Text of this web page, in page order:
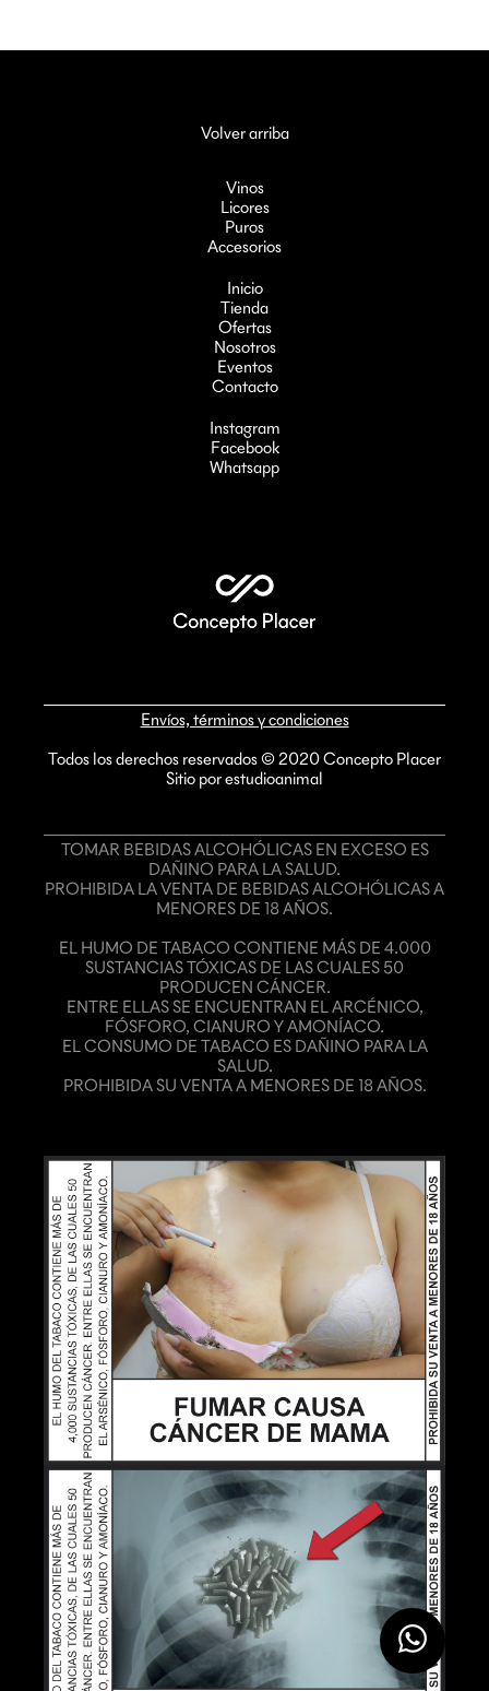
Volver arriba
Vinos
Licores
Puros
Accesorios
Inicio
Tienda
Ofertas
Nosotros
Eventos
Contacto
Instagram
Facebook
Whatsapp
Envíos, términos y condiciones
Todos los derechos reservados © 2020 Concepto Placer
Sitio por estudioanimal
TOMAR BEBIDAS ALCOHÓLICAS EN EXCESO ES
DAÑINO PARA LA SALUD.
PROHIBIDA LA VENTA DE BEBIDAS ALCOHÓLICAS A
MENORES DE 18 AÑOS.
EL HUMO DE TABACO CONTIENE MÁS DE 4.000
SUSTANCIAS TÓXICAS DE LAS CUALES 50
PRODUCEN CÁNCER.
ENTRE ELLAS SE ENCUENTRAN EL ARCÉNICO,
FÓSFORO, CIANURO Y AMONÍACO.
EL CONSUMO DE TABACO ES DAÑINO PARA LA
SALUD.
PROHIBIDA SU VENTA A MENORES DE 18 AÑOS.